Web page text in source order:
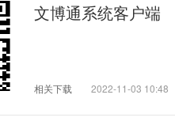
文博通系统客户端
相关下载 2022-11-03 10:48